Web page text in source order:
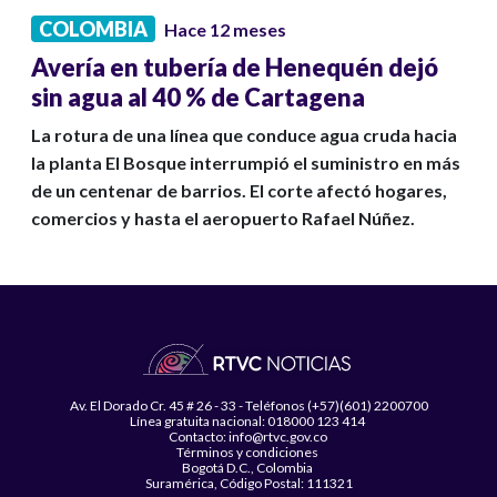
COLOMBIA Hace 12 meses
Avería en tubería de Henequén dejó
sin agua al 40 % de Cartagena
La rotura de una línea que conduce agua cruda hacia
la planta El Bosque interrumpió el suministro en más
de un centenar de barrios. El corte afectó hogares,
comercios y hasta el aeropuerto Rafael Núñez.
Av. El Dorado Cr. 45 # 26 - 33 - Teléfonos (+57)(601) 2200700
Línea gratuita nacional: 018000 123 414
Contacto: info@rtvc.gov.co
Términos y condiciones
Bogotá D.C., Colombia
Suramérica, Código Postal: 111321